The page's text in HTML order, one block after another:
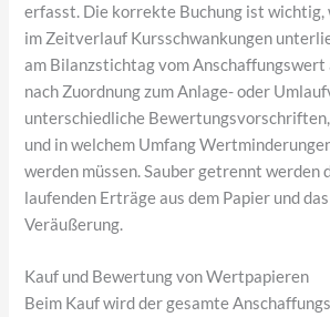
erfasst. Die korrekte Buchung ist
im Zeitverlauf Kursschwankungen
am Bilanzstichtag vom Anschaffungswert
nach Zuordnung zum Anlage- oder
unterschiedliche
und in welchem Umfang
werden müssen. Sauber getrennt werden
laufenden Erträge aus dem Papier und
Veräußerung.
Kauf und Bewertung von Wertpapieren
Beim Kauf wird der gesamte